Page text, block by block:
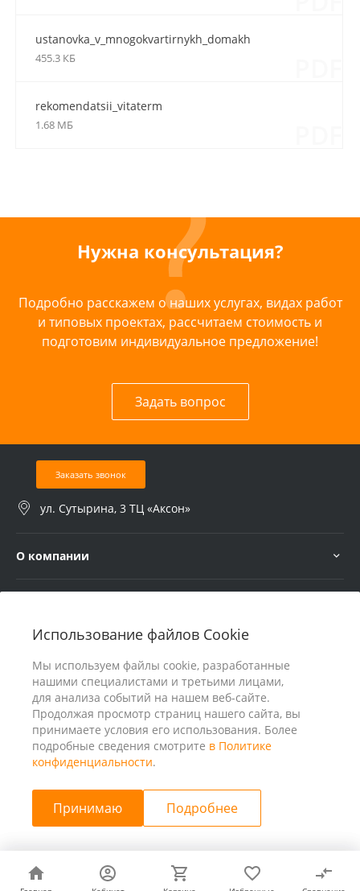
Использование файлов Cookie
Мы используем файлы cookie, разработанные
нашими специалистами и третьими лицами,
для анализа событий на нашем веб-сайте.
Продолжая просмотр страниц нашего сайта, вы
принимаете условия его использования. Более
подробные сведения смотрите в Политике
конфиденциальности.
Принимаю Подробнее
ustanovka_v_mnogokvartirnykh_domakh
455.3 КБ
rekomendatsii_vitaterm
1.68 МБ
Нужна консультация?
Подробно расскажем о наших услугах, видах работ
и типовых проектах, рассчитаем стоимость и
подготовим индивидуальное предложение!
Задать вопрос
Заказать звонок
ул. Сутырина, 3 ТЦ «Аксон»
О компании
© 2026 ООО «25 Киловатт» ИНН 4401188290, Все права
защищены